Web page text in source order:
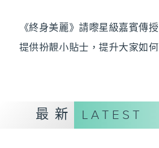
《終身美麗》請嚟星級嘉賓傳
提供扮靚小貼士，提升大家如
己建立一個健康自信、美麗人
身美麗》令你由內到外散發自信
最新 LATEST